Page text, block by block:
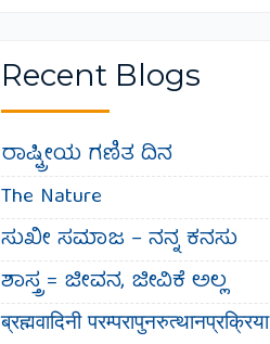
Recent Blogs
ರಾಷ್ಟ್ರೀಯ ಗಣಿತ ದಿನ
The Nature
ಸುಖೀ ಸಮಾಜ – ನನ್ನ ಕನಸು
ಶಾಸ್ತ್ರ = ಜೀವನ, ಜೀವಿಕೆ ಅಲ್ಲ
ब्रह्मवादिनी परम्परापुनरुत्थानप्रक्रिया